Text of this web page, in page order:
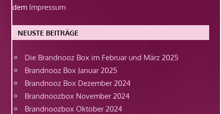
dem Impressum
NEUSTE BEITRÄGE
Die Brandnooz Box im Februar und März 2025
Brandnooz Box Januar 2025
Brandnooz Box Dezember 2024
Brandnoozbox November 2024
Brandnoozbox Oktober 2024